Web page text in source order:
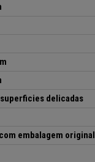
delicadas
embalagem original